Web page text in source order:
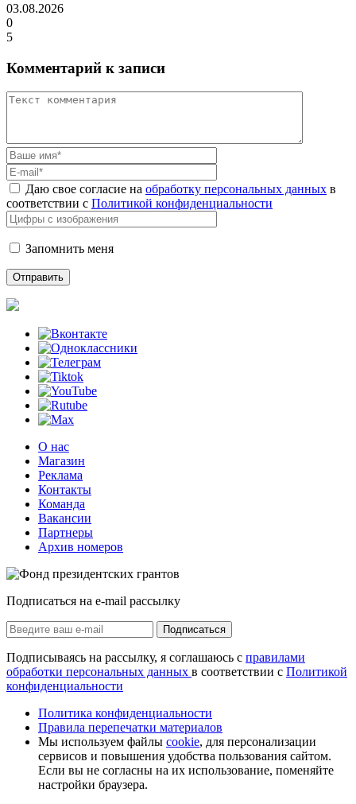
03.08.2026
0
5
Комментарий к записи
Даю свое согласие на обработку персональных данных в
соответствии с Политикой конфиденциальности
Запомнить меня
О нас
Магазин
Реклама
Контакты
Команда
Вакансии
Партнеры
Архив номеров
Подписаться на e-mail рассылку
Подписаться
Подписываясь на рассылку, я соглашаюсь с правилами
обработки персональных данных в соответствии с Политикой
конфиденциальности
Политика конфиденциальности
Правила перепечатки материалов
Мы используем файлы cookie, для персонализации
сервисов и повышения удобства пользования сайтом.
Если вы не согласны на их использование, поменяйте
настройки браузера.